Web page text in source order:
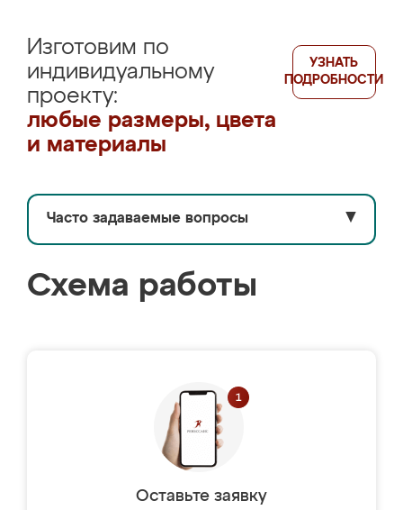
Изготовим по
индивидуальному
проекту:
любые размеры, цвета
и материалы
УЗНАТЬ
ПОДРОБНОСТИ
Часто задаваемые вопросы ▼
Схема работы
Оставьте заявку